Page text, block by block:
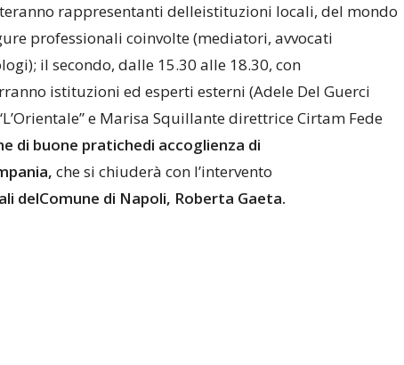
rappresentanti delleistituzioni locali, del mondo
professionali coinvolte (mediatori, avvocati
il secondo, dalle 15.30 alle 18.30, con
istituzioni ed esperti esterni (Adele Del Guerci
e Marisa Squillante direttrice Cirtam Fede
di buone pratichedi accoglienza di
che si chiuderà con l’intervento
delComune di Napoli, Roberta Gaeta.